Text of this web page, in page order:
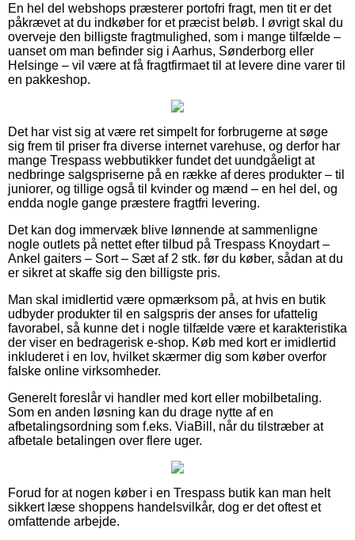
En hel del webshops præsterer portofri fragt, men tit er det
påkrævet at du indkøber for et præcist beløb. I øvrigt skal du
overveje den billigste fragtmulighed, som i mange tilfælde –
uanset om man befinder sig i Aarhus, Sønderborg eller
Helsinge – vil være at få fragtfirmaet til at levere dine varer til
en pakkeshop.
Det har vist sig at være ret simpelt for forbrugerne at søge
sig frem til priser fra diverse internet varehuse, og derfor har
mange Trespass webbutikker fundet det uundgåeligt at
nedbringe salgspriserne på en række af deres produkter – til
juniorer, og tillige også til kvinder og mænd – en hel del, og
endda nogle gange præstere fragtfri levering.
Det kan dog immervæk blive lønnende at sammenligne
nogle outlets på nettet efter tilbud på Trespass Knoydart –
Ankel gaiters – Sort – Sæt af 2 stk. før du køber, sådan at du
er sikret at skaffe sig den billigste pris.
Man skal imidlertid være opmærksom på, at hvis en butik
udbyder produkter til en salgspris der anses for ufattelig
favorabel, så kunne det i nogle tilfælde være et karakteristika
der viser en bedragerisk e-shop. Køb med kort er imidlertid
inkluderet i en lov, hvilket skærmer dig som køber overfor
falske online virksomheder.
Generelt foreslår vi handler med kort eller mobilbetaling.
Som en anden løsning kan du drage nytte af en
afbetalingsordning som f.eks. ViaBill, når du tilstræber at
afbetale betalingen over flere uger.
Forud for at nogen køber i en Trespass butik kan man helt
sikkert læse shoppens handelsvilkår, dog er det oftest et
omfattende arbejde.